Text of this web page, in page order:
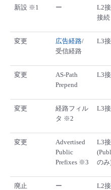
新設 ※1 ー
L2
接続
変更 広告経路/
受信経路
L3
変更
AS-Path
Prepend
L3
変更
経路フィル
タ ※2
L3
変更
Advertised
Public
Prefixes ※3
L3
のみ
廃止 ー
L2